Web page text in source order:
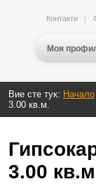
Контакти
Моя
Вие сте тук: Начало
3.00 кв.м.
3.00